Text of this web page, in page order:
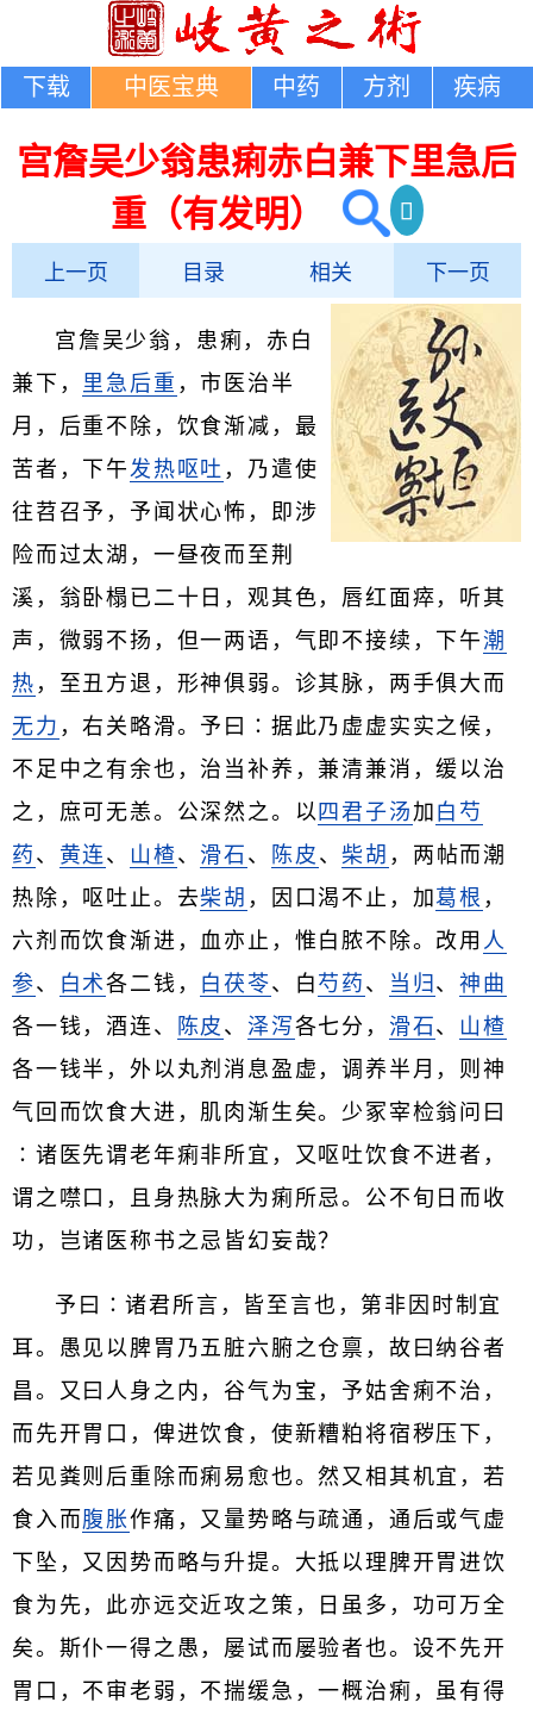
下载 中医宝典 中药 方剂 疾病
宫詹吴少翁患痢赤白兼下里急后
重（有发明）
上一页 目录 相关 下一页
宫詹吴少翁，患痢，赤白
兼下， 里急后重 ，市医治半
月，后重不除，饮食渐减，最
苦者，下午发热呕吐 ，乃遣使
往苕召予，予闻状心怖，即涉
险而过太湖，一昼夜而至荆
溪，翁卧榻已二十日，观其色，唇红面瘁，听其
声，微弱不扬，但一两语，气即不接续，下午潮
热 ，至丑方退，形神俱弱。诊其脉，两手俱大而
无力 ，右关略滑。予曰∶据此乃虚虚实实之候，
不足中之有余也，治当补养，兼清兼消，缓以治
之，庶可无恙。公深然之。以 四君子汤 加 白芍
药 、 黄连、 山楂、 滑石 、 陈皮 、柴胡 ，两帖而潮
热除，呕吐止。去柴胡 ，因口渴不止，加葛根 ，
六剂而饮食渐进，血亦止，惟白脓不除。改用 人
参、 白术各二钱， 白茯苓、白 芍药 、 当归 、神曲
各一钱，酒连、
陈皮 、 泽泻各七分， 滑石 、 山楂
各一钱半，外以丸剂消息盈虚，调养半月，则神
气回而饮食大进，肌肉渐生矣。少冢宰检翁问曰
∶诸医先谓老年痢非所宜，又呕吐饮食不进者，
谓之噤口，且身热脉大为痢所忌。公不旬日而收
功，岂诸医称书之忌皆幻妄哉？
予曰∶诸君所言，皆至言也，第非因时制宜
耳。愚见以脾胃乃五脏六腑之仓禀，故曰纳谷者
昌。又曰人身之内，谷气为宝，予姑舍痢不治，
而先开胃口，俾进饮食，使新糟粕将宿秽压下，
若见粪则后重除而痢易愈也。然又相其机宜，若
食入而腹胀作痛，又量势略与疏通，通后或气虚
下坠，又因势而略与升提。大抵以理脾开胃进饮
食为先，此亦远交近攻之策，日虽多，功可万全
矣。斯仆一得之愚，屡试而屡验者也。设不先开
胃口，不审老弱，不揣缓急，一概治痢，虽有得